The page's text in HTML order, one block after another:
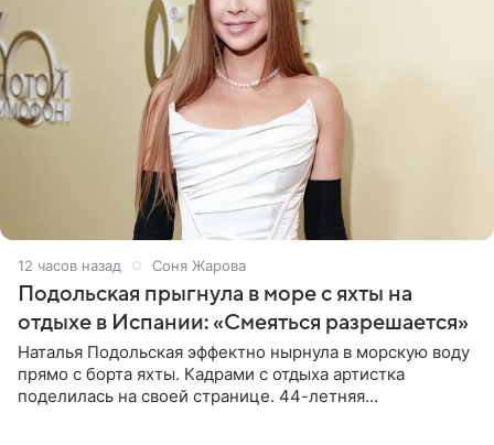
12 часов назад Соня Жарова
Подольская прыгнула в море с яхты на
отдыхе в Испании: «Смеяться разрешается»
Наталья Подольская эффектно нырнула в морскую воду
прямо с борта яхты. Кадрами с отдыха артистка
поделилась на своей странице. 44-летняя